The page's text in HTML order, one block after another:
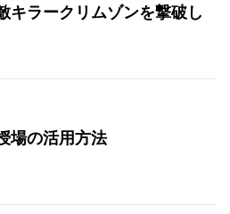
キラークリムゾンを撃破し
場の活用方法